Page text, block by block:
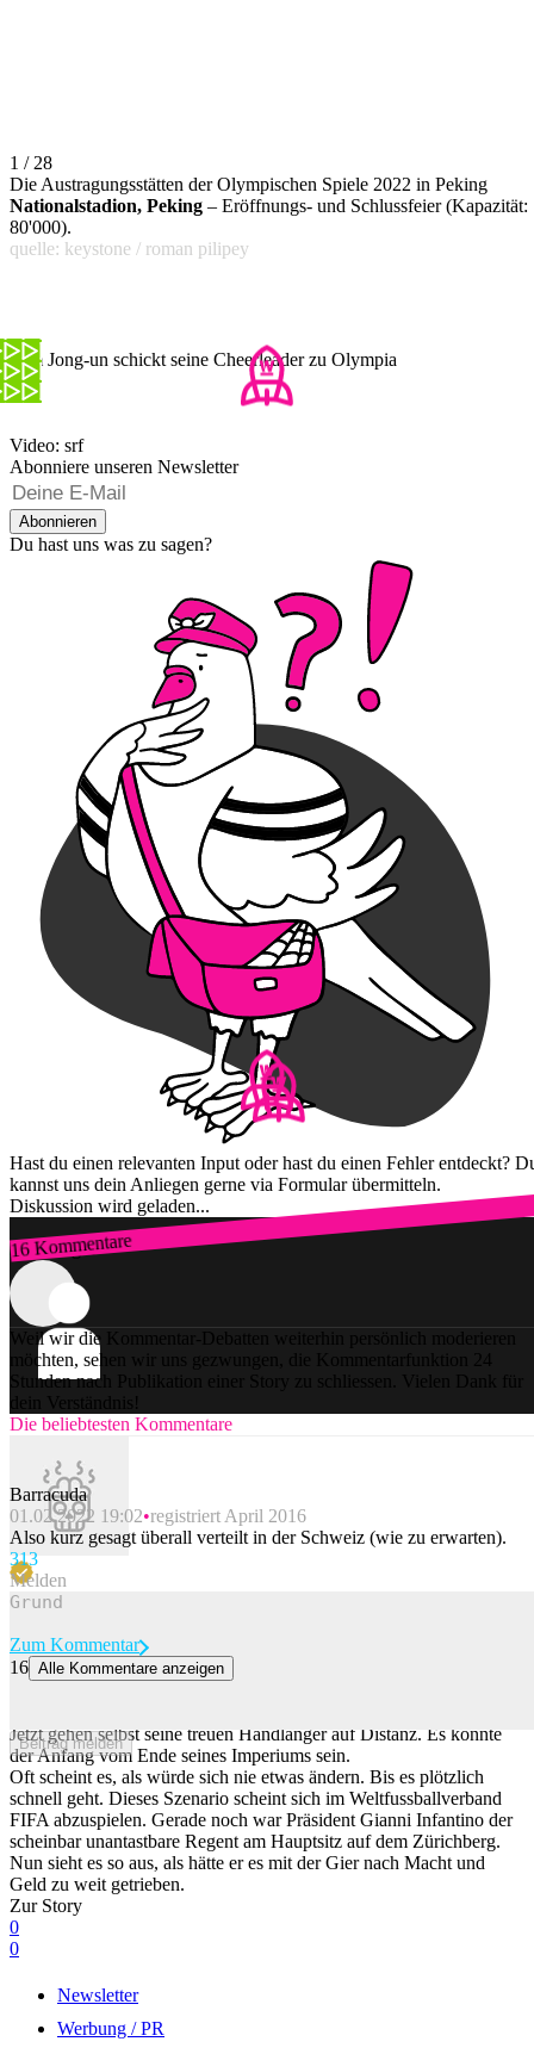
1 / 28
Die Austragungsstätten der Olympischen Spiele 2022 in Peking
Nationalstadion, Peking – Eröffnungs- und Schlussfeier (Kapazität:
80'000).
quelle: keystone / roman pilipey
Kim Jong-un schickt seine Cheerleader zu Olympia
Video: srf
Abonniere unseren Newsletter
Abonnieren
Du hast uns was zu sagen?
Hast du einen relevanten Input oder hast du einen Fehler entdeckt?
kannst uns dein Anliegen gerne via Formular übermitteln.
Diskussion wird geladen...
16 Kommentare
Zum Login
Weil wir die Kommentar-Debatten weiterhin persönlich moderieren
möchten, sehen wir uns gezwungen, die Kommentarfunktion 24
Stunden nach Publikation einer Story zu schliessen. Vielen Dank für
dein Verständnis!
Die beliebtesten Kommentare
Barracuda
01.02.2022 19:02 registriert April 2016
Also kurz gesagt überall verteilt in der Schweiz (wie zu erwarten).
313
Melden
Beitrag melden
Zum Kommentar
16 Alle Kommentare anzeigen
Jetzt gehen selbst seine treuen Handlanger auf Distanz. Es könnte
der Anfang vom Ende seines Imperiums sein.
Oft scheint es, als würde sich nie etwas ändern. Bis es plötzlich
schnell geht. Dieses Szenario scheint sich im Weltfussballverband
FIFA abzuspielen. Gerade noch war Präsident Gianni Infantino der
scheinbar unantastbare Regent am Hauptsitz auf dem Zürichberg.
Nun sieht es so aus, als hätte er es mit der Gier nach Macht und
Geld zu weit getrieben.
Zur Story
0
0
Newsletter
Werbung / PR